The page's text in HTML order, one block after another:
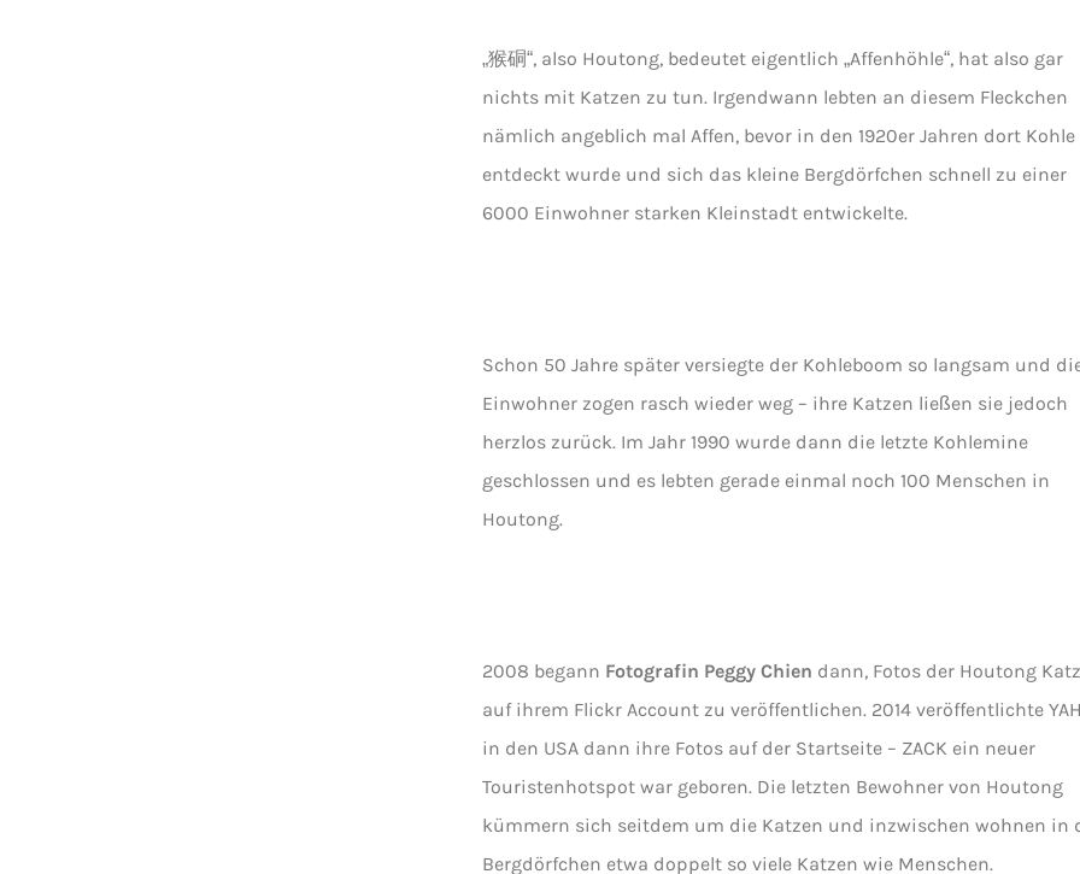
„猴硐“, also Houtong, bedeutet eigentlich „Affenhöhle“, hat also gar
nichts mit Katzen zu tun. Irgendwann lebten an diesem Fleckchen
nämlich angeblich mal Affen, bevor in den 1920er Jahren dort Kohle
entdeckt wurde und sich das kleine Bergdörfchen schnell zu einer
6000 Einwohner starken Kleinstadt entwickelte.
Schon 50 Jahre später versiegte der Kohleboom so langsam und
Einwohner zogen rasch wieder weg – ihre Katzen ließen sie jedoch
herzlos zurück. Im Jahr 1990 wurde dann die letzte Kohlemine
geschlossen und es lebten gerade einmal noch 100 Menschen in
Houtong.
2008 begann Fotografin Peggy Chien dann, Fotos der Houtong
auf ihrem Flickr Account zu veröffentlichen. 2014 veröffentlichte
in den USA dann ihre Fotos auf der Startseite – ZACK ein neuer
Touristenhotspot war geboren. Die letzten Bewohner von Houtong
kümmern sich seitdem um die Katzen und inzwischen wohnen in
Bergdörfchen etwa doppelt so viele Katzen wie Menschen.